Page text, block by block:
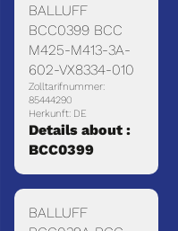
BALLUFF
BCC0399 BCC
M425-M413-3A-
602-VX8334-010
Zolltarifnummer:
85444290
Herkunft: DE
Details about :
BCC0399
BALLUFF